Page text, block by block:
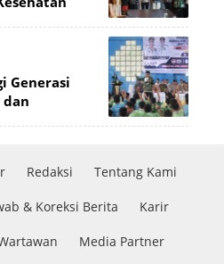
Generasi
dan
Redaksi Tentang Kami
& Koreksi Berita Karir
Media Partner